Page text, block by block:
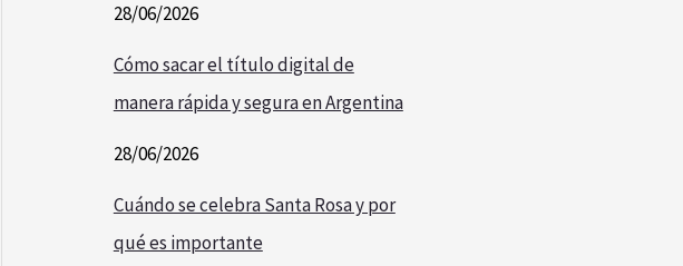
28/06/2026
Cómo sacar el título digital de
manera rápida y segura en Argentina
28/06/2026
Cuándo se celebra Santa Rosa y por
qué es importante